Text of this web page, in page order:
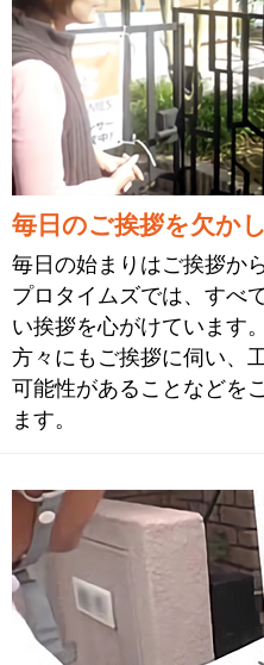
毎日のご挨拶を欠か
毎日の始まりはご挨拶から
プロタイムズでは、すべ
い挨拶を心がけています
方々にもご挨拶に伺い、
可能性があることなどを
ます。